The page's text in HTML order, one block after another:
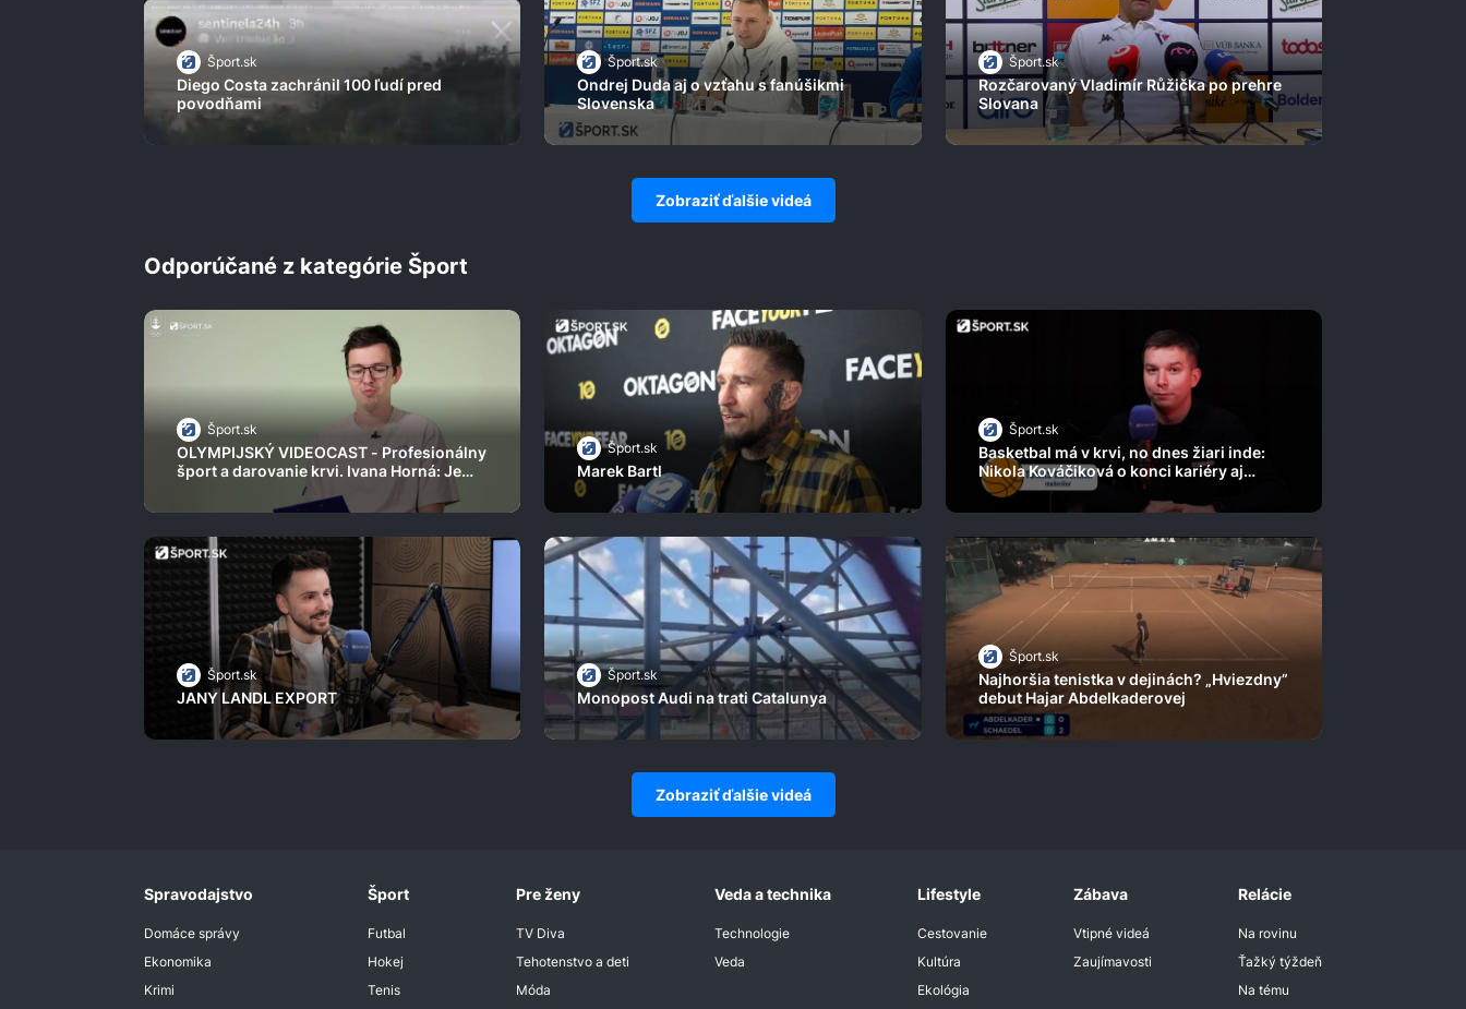
Šport.sk
Diego Costa zachránil 100 ľudí pred
povodňami
Šport.sk
Ondrej Duda aj o vzťahu s fanúšikmi
Slovenska
Šport.sk
Rozčarovaný Vladimír Růžička po prehre
Slovana
Zobraziť ďalšie videá
Odporúčané z kategórie Šport
Šport.sk
OLYMPIJSKÝ VIDEOCAST - Profesionálny
šport a darovanie krvi. Ivana Horná: Je
mimoriadny pocit, keď vaša krv zachráni
Šport.sk
Marek Bartl
Šport.sk
Basketbal má v krvi, no dnes žiari inde:
Nikola Kováčiková o konci kariéry aj
novom smere života
Šport.sk
JANY LANDL EXPORT
Šport.sk
Monopost Audi na trati Catalunya
Šport.sk
Najhoršia tenistka v dejinách? „Hviezdny”
debut Hajar Abdelkaderovej
Zobraziť ďalšie videá
Spravodajstvo
Domáce správy
Ekonomika
Krimi
Šport
Futbal
Hokej
Tenis
Pre ženy
TV Diva
Tehotenstvo a deti
Móda
Veda a technika
Technologie
Veda
Lifestyle
Cestovanie
Kultúra
Ekológia
Zábava
Vtipné videá
Zaujímavosti
Relácie
Na rovinu
Ťažký týždeň
Na tému